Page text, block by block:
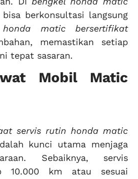
bisa berkonsultasi langsung
matic bersertifikat
memastikan setiap
tepat sasaran.
Mobil Matic
servis rutin honda matic
kunci utama menjaga
Sebaiknya, servis
10.000 km atau sesuai